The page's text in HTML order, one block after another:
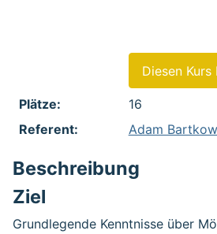
Diesen Kurs
Plätze:
16
Referent:
Adam
Beschreibung
Ziel
Grundlegende Kenntnisse über